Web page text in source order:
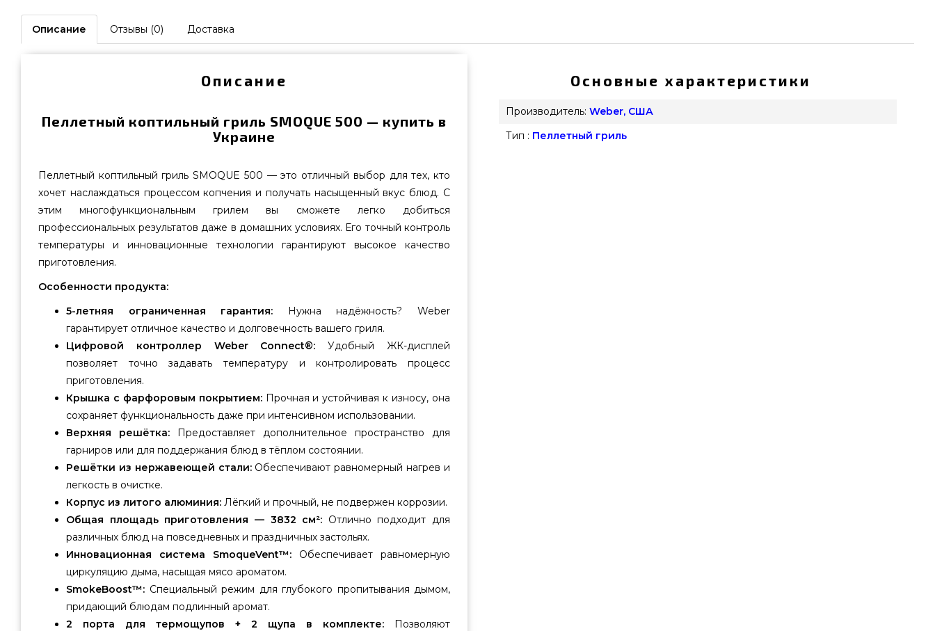
Описание Отзывы (0) Доставка
Описание
Пеллетный коптильный гриль SMOQUE 500 — купить в
Украине
Пеллетный коптильный гриль SMOQUE 500 — это отличный выбор для тех, кто
хочет наслаждаться процессом копчения и получать насыщенный вкус блюд. С
этим многофункциональным грилем вы сможете легко добиться
профессиональных результатов даже в домашних условиях. Его точный контроль
температуры и инновационные технологии гарантируют высокое качество
приготовления.
Особенности продукта:
5-летняя ограниченная гарантия: Нужна надёжность? Weber
гарантирует отличное качество и долговечность вашего гриля.
Цифровой контроллер Weber Connect®: Удобный ЖК-дисплей
позволяет точно задавать температуру и контролировать процесс
приготовления.
Крышка с фарфоровым покрытием:Прочная и устойчивая к износу, она
сохраняет функциональность даже при интенсивном использовании.
Верхняя решётка: Предоставляет дополнительное пространство для
гарниров или для поддержания блюд в тёплом состоянии.
Решётки из нержавеющей стали:Обеспечивают равномерный нагрев и
легкость в очистке.
Корпус из литого алюминия: Лёгкий и прочный, не подвержен коррозии.
Общая площадь приготовления — 3832 см²: Отлично подходит для
различных блюд на повседневных и праздничных застольях.
Инновационная система SmoqueVent™: Обеспечивает равномерную
циркуляцию дыма, насыщая мясо ароматом.
SmokeBoost™: Специальный режим для глубокого пропитывания дымом,
придающий блюдам подлинный аромат.
2 порта для термощупов + 2 щупа в комплекте: Позволяют
Основные характеристики
Производитель: Weber, США
Тип : Пеллетный гриль